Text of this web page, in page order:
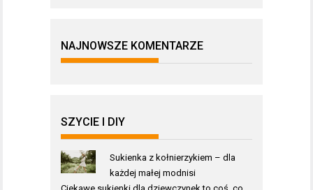
NAJNOWSZE KOMENTARZE
SZYCIE I DIY
Sukienka z kołnierzykiem – dla
każdej małej modnisi